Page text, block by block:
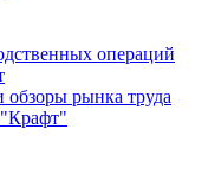
операций
обзоры рынка труда
"Крафт"